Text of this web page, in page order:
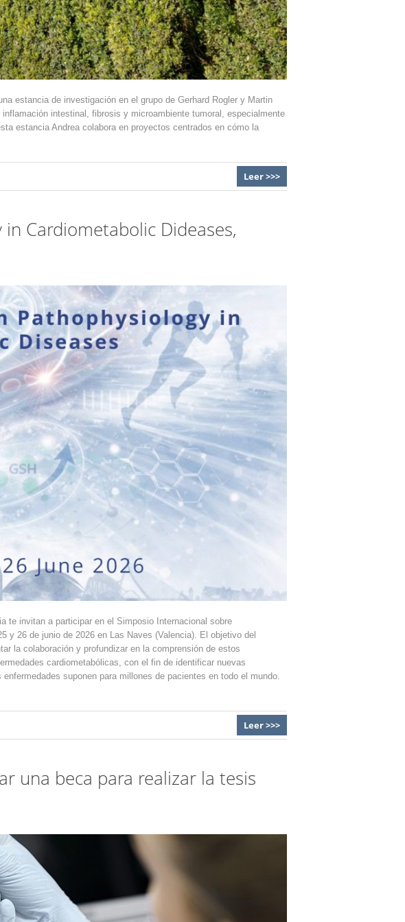
estancia de investigación en el grupo de Gerhard Rogler y Martin
intestinal, fibrosis y microambiente tumoral, especialmente
estancia Andrea colabora en proyectos centrados en cómo la
Leer >>>
Cardiometabolic Dideases,
te invitan a participar en el Simposio Internacional sobre
y 26 de junio de 2026 en Las Naves (Valencia). El objetivo del
la colaboración y profundizar en la comprensión de estos
cardiometabólicas, con el fin de identificar nuevas
suponen para millones de pacientes en todo el mundo.
Leer >>>
una beca para realizar la tesis